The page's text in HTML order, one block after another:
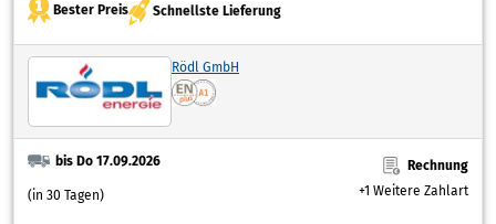
Bester Preis Schnellste Lieferung
Rödl GmbH
bis Do 17.09.2026
(in 30 Tagen)
Rechnung
+1 Weitere Zahlart